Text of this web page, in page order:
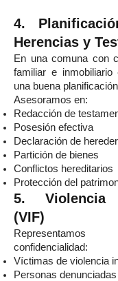
4.
Herencias y
En una comuna con
familiar e inmobiliario
una buena
Asesoramos en:
Redacción de
Posesión efectiva
Declaración de
Partición de bienes
Conflictos hereditarios
Protección del
5. Violencia
(VIF)
confidencialidad:
Víctimas de violencia
Personas